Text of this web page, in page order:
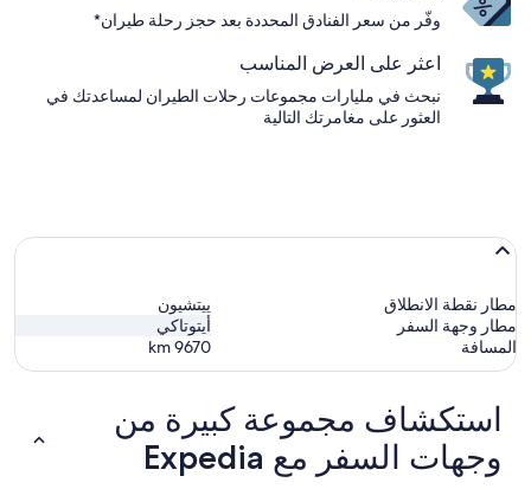
وفّر من سعر الفنادق المحددة بعد حجز رحلة طيران*
اعثر على العرض المناسب
نبحث في مليارات مجموعات رحلات الطيران لمساعدتك في
العثور على مغامرتك التالية
مطار نقطة الانطلاق
ييتشيون
مطار وجهة السفر
أيتوتاكي
المسافة
9670
km
استكشاف مجموعة كبيرة من
وجهات السفر مع Expedia